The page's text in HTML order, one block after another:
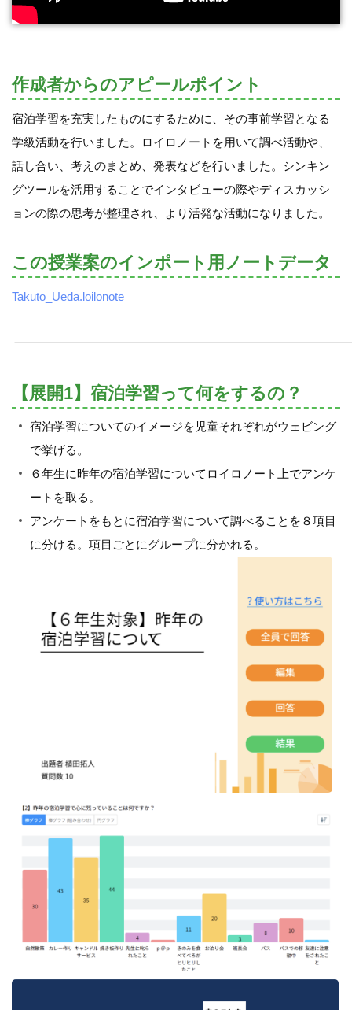
作成者からのアピールポイント
宿泊学習を充実したものにするために、その事前学習となる
学級活動を行いました。ロイロノートを用いて調べ活動や、
話し合い、考えのまとめ、発表などを行いました。シンキン
グツールを活用することでインタビューの際やディスカッシ
ョンの際の思考が整理され、より活発な活動になりました。
この授業案のインポート用ノートデータ
Takuto_Ueda.loilonote
【展開1】宿泊学習って何をするの？
宿泊学習についてのイメージを児童それぞれがウェビング
で挙げる。
６年生に昨年の宿泊学習についてロイロノート上でアンケ
ートを取る。
アンケートをもとに宿泊学習について調べることを８項目
に分ける。項目ごとにグループに分かれる。